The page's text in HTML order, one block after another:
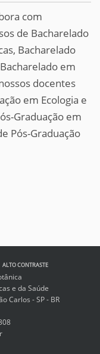
com
de Bacharelado
Bacharelado
em
docentes
em Ecologia e
Graduação em
Pós-Graduação
ALTO CONTRASTE
e da Saúde
Carlos - SP - BR